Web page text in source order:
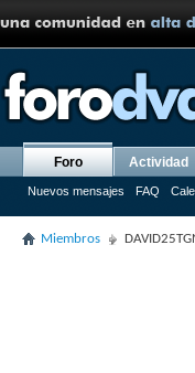
Foro
Nuevos mensajes FAQ
Actividad
Miembros